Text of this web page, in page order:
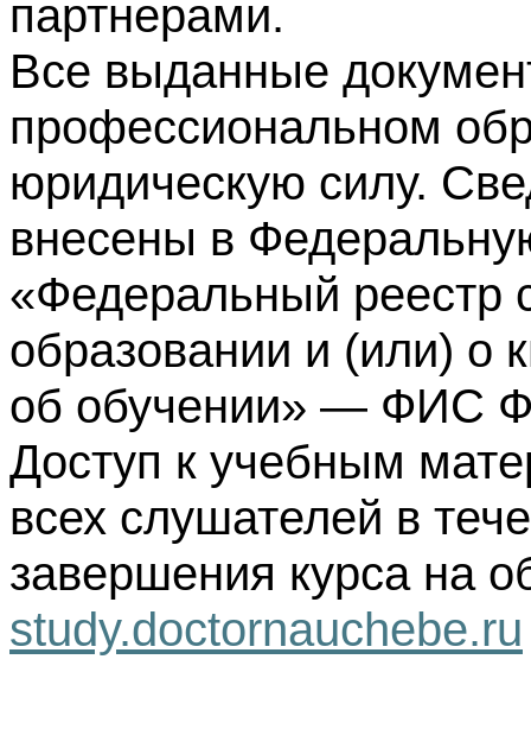
партнерами.
Все выданные
профессиональном
юридическую силу.
внесены в
«Федеральный реестр
образовании и (или) о
об обучении» — ФИС
Доступ к учебным
всех слушателей в
завершения курса на
study.doctornauchebe.ru